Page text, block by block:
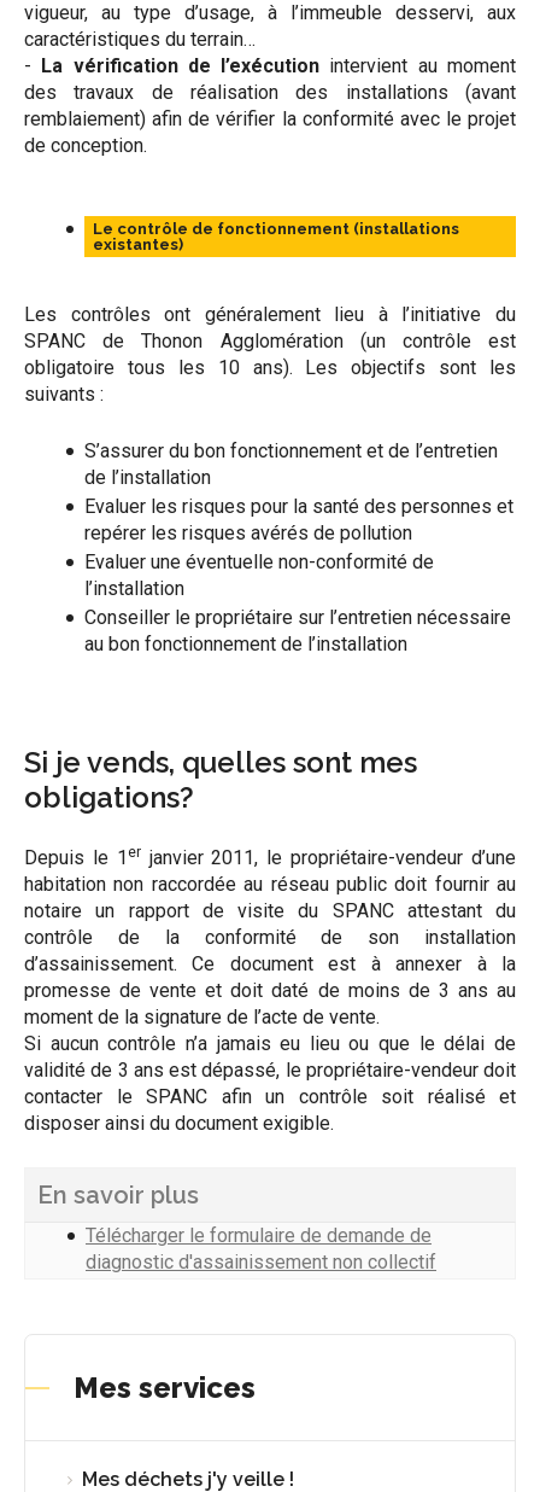
vigueur, au type d’usage, à l’immeuble desservi, aux
caractéristiques du terrain…
- La vérification de l’exécution intervient au moment
des travaux de réalisation des installations (avant
remblaiement) afin de vérifier la conformité avec le projet
de conception.
Le contrôle de fonctionnement (installations
existantes)
Les contrôles ont généralement lieu à l’initiative du
SPANC de Thonon Agglomération (un contrôle est
obligatoire tous les 10 ans). Les objectifs sont les
suivants :
S’assurer du bon fonctionnement et de l’entretien
de l’installation
Evaluer les risques pour la santé des personnes et
repérer les risques avérés de pollution
Evaluer une éventuelle non-conformité de
l’installation
Conseiller le propriétaire sur l’entretien nécessaire
au bon fonctionnement de l’installation
Si je vends, quelles sont mes
obligations?
Depuis le 1 erjanvier 2011, le propriétaire-vendeur d’une
habitation non raccordée au réseau public doit fournir au
notaire un rapport de visite du SPANC attestant du
contrôle de la conformité de son installation
d’assainissement. Ce document est à annexer à la
promesse de vente et doit daté de moins de 3 ans au
moment de la signature de l’acte de vente.
Si aucun contrôle n’a jamais eu lieu ou que le délai de
validité de 3 ans est dépassé, le propriétaire-vendeur doit
contacter le SPANC afin un contrôle soit réalisé et
disposer ainsi du document exigible.
En savoir plus
Télécharger le formulaire de demande de
diagnostic d'assainissement non collectif
Mes services
Mes déchets j'y veille !